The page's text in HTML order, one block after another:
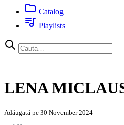
Catalog
Playlists
LENA
Adăugată pe 30 November 2024